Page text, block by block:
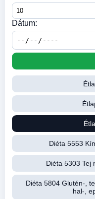
Dátum:
Diéta 5553
Diéta 5303 Tej
Diéta 5804 Glutén-,
hal-,